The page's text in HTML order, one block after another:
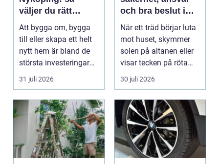
väljer du rätt
partner för ditt
projekt
Att bygga om, bygga
till eller skapa ett helt
nytt hem är bland de
största investeringar
m...
31 juli 2026
och bra beslut i
trädgården
När ett träd börjar luta
mot huset, skymmer
solen på altanen eller
visar tecken på röta
uppstår ofta...
30 juli 2026